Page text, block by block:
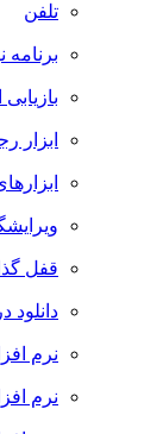
تلفن
برنامه
ابزار
قفل
دانلود
نرم
نرم